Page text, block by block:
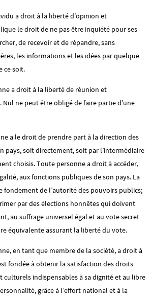
a droit à la liberté d’opinion et
le droit de ne pas être inquiété pour ses
de recevoir et de répandre, sans
les informations et les idées par quelque
ce soit.
a droit à la liberté de réunion et
Nul ne peut être obligé de faire partie d’une
a le droit de prendre part à la direction des
pays, soit directement, soit par l’intermédiaire
choisis. Toute personne a droit à accéder,
aux fonctions publiques de son pays. La
fondement de l’autorité des pouvoirs publics;
par des élections honnêtes qui doivent
au suffrage universel égal et au vote secret
équivalente assurant la liberté du vote.
en tant que membre de la société, a droit à
fondée à obtenir la satisfaction des droits
culturels indispensables à sa dignité et au libre
grâce à l’effort national et à la